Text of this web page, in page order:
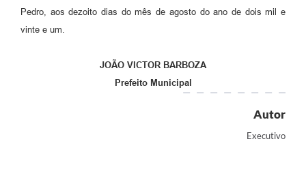
Pedro, aos dezoito dias do mês de agosto do ano de dois mil e
vinte e um.
JOÃO VICTOR BARBOZA
Prefeito Municipal
Autor
Executivo